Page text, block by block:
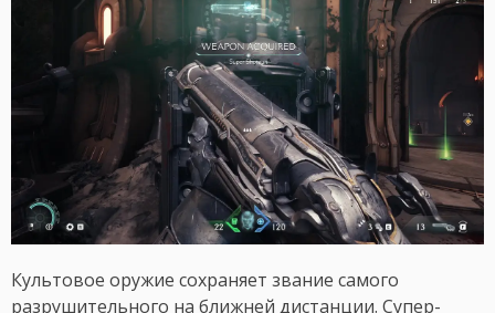
Культовое оружие сохраняет звание самого
разрушительного на ближней дистанции. Супер-